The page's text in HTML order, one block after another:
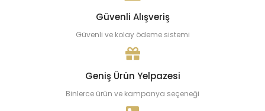
Güvenli Alışveriş
Güvenli ve kolay ödeme sistemi
Geniş Ürün Yelpazesi
Binlerce ürün ve kampanya seçeneği